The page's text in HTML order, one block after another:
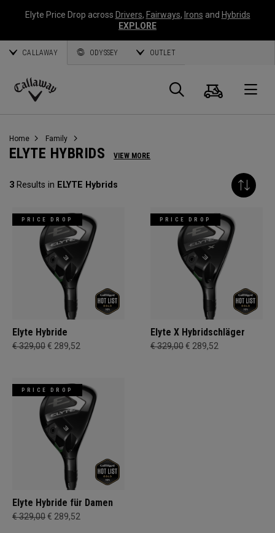
Elyte Price Drop across Drivers, Fairways, Irons and Hybrids
EXPLORE
CALLAWAY ODYSSEY OUTLET
Callaway
Suche
Home Family
ELYTE HYBRIDS VIEW MORE
3 Results in ELYTE Hybrids
PRICE DROP
Elyte Hybride
€ 329,00€ 289,52
PRICE DROP
Elyte X Hybridschläger
€ 329,00€ 289,52
PRICE DROP
Elyte Hybride für Damen
€ 329,00€ 289,52